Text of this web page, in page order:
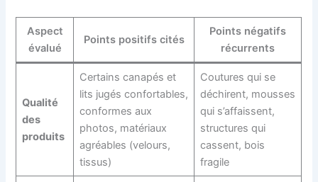
Aspect
évalué
Points positifs cités
Points négatifs
récurrents
Qualité
des
produits
Certains canapés et
lits jugés confortables,
conformes aux
photos, matériaux
agréables (velours,
tissus)
Coutures qui se
déchirent, mousses
qui s’affaissent,
structures qui
cassent, bois
fragile